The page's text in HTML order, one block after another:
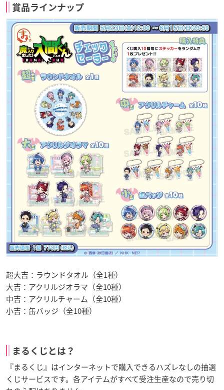
賞品ラインナップ
超大吉：ラウンドタオル（全1種）
大吉：アクリルジオラマ（全10種）
中吉：アクリルチャーム（全10種）
小吉：缶バッジ（全10種）
まるくじとは？
『まるくじ』はインターネットで購入できるハズレなしの抽選
くじサービスです。各アイテムがすべて受注生産なので売り切